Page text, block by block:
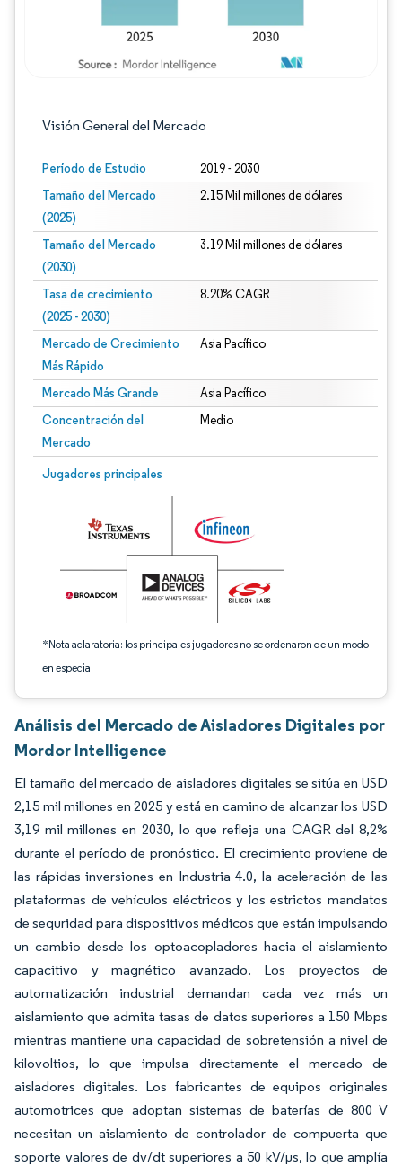
Visión General del Mercado
Período de Estudio 2019 - 2030
Tamaño del Mercado
(2025)
2.15 Mil millones de dólares
Tamaño del Mercado
(2030)
3.19 Mil millones de dólares
Tasa de crecimiento
(2025 - 2030)
8.20% CAGR
Mercado de Crecimiento
Más Rápido
Asia Pacífico
Mercado Más Grande Asia Pacífico
Concentración del
Mercado
Medio
Jugadores principales
*Nota aclaratoria: los principales jugadores no se ordenaron de un modo
en especial
Imagen © Mordor Intelligence. El uso requiere atribución según CC BY 4.0.
Análisis del Mercado de Aisladores Digitales por
Mordor Intelligence
El tamaño del mercado de aisladores digitales se sitúa en USD
2,15 mil millones en 2025 y está en camino de alcanzar los USD
3,19 mil millones en 2030, lo que refleja una CAGR del 8,2%
durante el período de pronóstico. El crecimiento proviene de
las rápidas inversiones en Industria 4.0, la aceleración de las
plataformas de vehículos eléctricos y los estrictos mandatos
de seguridad para dispositivos médicos que están impulsando
un cambio desde los optoacopladores hacia el aislamiento
capacitivo y magnético avanzado. Los proyectos de
automatización industrial demandan cada vez más un
aislamiento que admita tasas de datos superiores a 150 Mbps
mientras mantiene una capacidad de sobretensión a nivel de
kilovoltios, lo que impulsa directamente el mercado de
aisladores digitales. Los fabricantes de equipos originales
automotrices que adoptan sistemas de baterías de 800 V
necesitan un aislamiento de controlador de compuerta que
soporte valores de dv/dt superiores a 50 kV/µs, lo que amplía